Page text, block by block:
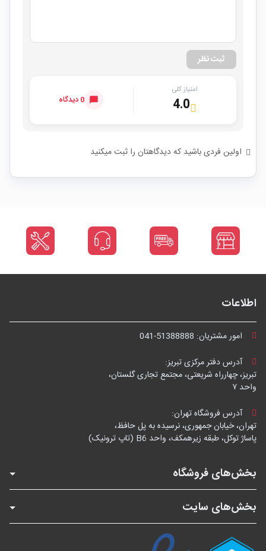
ثبت نظر
امتیاز کلی
4.0 0 دیدگاه
اولین فردی باشید که دیدگاهتان را ثبت میکنید
اطلاعات
امور مشتریان: 041-51388888
آدرس دفتر مرکزی تبریز:
تبریز، چهارراه شریعتی، مجتمع تجاری گلستان،
واحد ۷
آدرس فروشگاه تهران:
تهران، خیابان جمهوری، نرسیده به پل حافظ،
پاساژ توکل، طبقه زیرهمکف، واحد B6 (تاپ ترونیک)
بخش‌های فروشگاه
بخش‌های سایت